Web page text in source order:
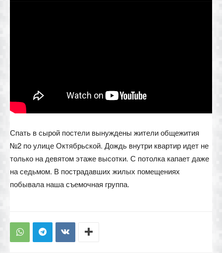
Спать в сырой постели вынуждены жители общежития
№2 по улице Октябрьской. Дождь внутри квартир идет не
только на девятом этаже высотки. С потолка капает даже
на седьмом. В пострадавших жилых помещениях
побывала наша съемочная группа.